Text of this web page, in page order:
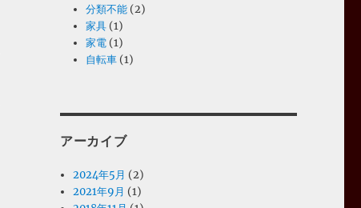
分類不能 (2)
家具 (1)
家電 (1)
自転車 (1)
アーカイブ
2024年5月 (2)
2021年9月 (1)